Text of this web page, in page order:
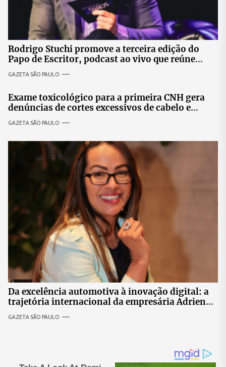
Rodrigo Stuchi promove a terceira edição do
Papo de Escritor, podcast ao vivo que reúne
especialistas para discutir saúde mental e
prosperidade.
GAZETA SÃO PAULO
Exame toxicológico para a primeira CNH gera
denúncias de cortes excessivos de cabelo e
revolta entre candidatas
GAZETA SÃO PAULO
Da excelência automotiva à inovação digital: a
trajetória internacional da empresária Adriene
GAZETA SÃO PAULO